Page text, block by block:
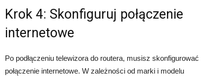
Krok 4: Skonfiguruj połączenie
internetowe
Po podłączeniu telewizora do routera, musisz skonfigurować
połączenie internetowe. W zależności od marki i modelu